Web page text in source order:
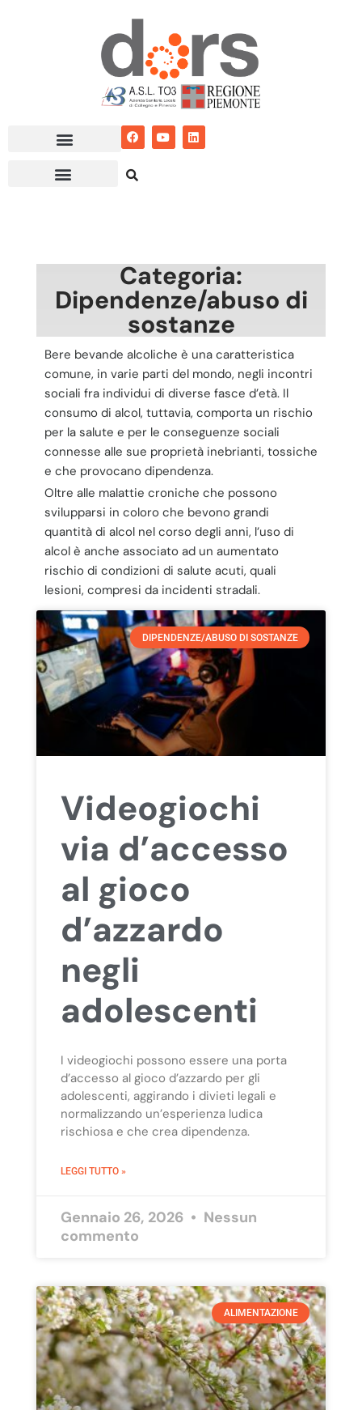
Categoria:
Dipendenze/abuso di
sostanze
Bere bevande alcoliche è una caratteristica
comune, in varie parti del mondo, negli incontri
sociali fra individui di diverse fasce d’età. Il
consumo di alcol, tuttavia, comporta un rischio
per la salute e per le conseguenze sociali
connesse alle sue proprietà inebrianti, tossiche
e che provocano dipendenza.
Oltre alle malattie croniche che possono
svilupparsi in coloro che bevono grandi
quantità di alcol nel corso degli anni, l’uso di
alcol è anche associato ad un aumentato
rischio di condizioni di salute acuti, quali
lesioni, compresi da incidenti stradali.
DIPENDENZE/ABUSO DI SOSTANZE
Videogiochi
via d’accesso
al gioco
d’azzardo
negli
adolescenti
I videogiochi possono essere una porta
d’accesso al gioco d’azzardo per gli
adolescenti, aggirando i divieti legali e
normalizzando un’esperienza ludica
rischiosa e che crea dipendenza.
LEGGI TUTTO »
Gennaio 26, 2026
Nessun
commento
ALIMENTAZIONE